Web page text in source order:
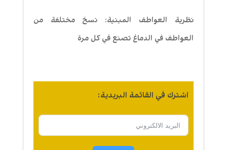
نظرية العواطف المبنية: نسخ مختلفة من
العواطف في الدماغ تصنع في كل مرة
اشترك في القائمة البريدية: